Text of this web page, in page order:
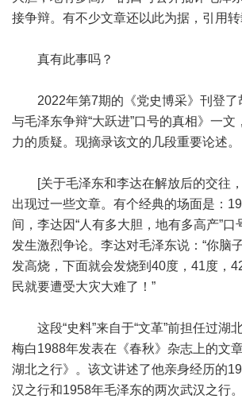
接争辩。有不少文章还以此为据，引用转
真有此事吗？
2022年第7期的《党史博采》刊登了
与毛泽东争辩“大跃进”口号的真相》一文
力的质疑。现摘录该文的几段重要论述。
[关于毛泽东和李达在解放后的交往，
出现过一些文章。有个经典的场面是：
间，李达因“人有多大胆，地有多高产”
发生激烈争论。李达对毛泽东说：“你脑
发高烧，下面就会发烧到40度，41度，
民就要遭受大灾大难了！”
这段“史料”来自于“文革”前担任过湖
梅白1988年发表在《春秋》杂志上的文
湖北之行》。该文讲述了他亲身经历的
汉之行和1958年毛泽东的两次武汉之行